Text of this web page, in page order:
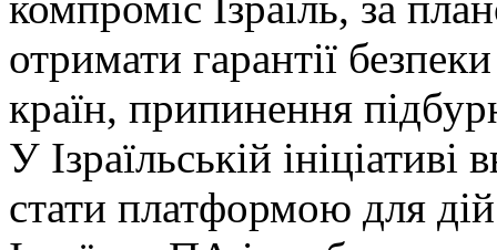
отримати гарантії
країн, припинення
У Ізраїльській
стати платформою для